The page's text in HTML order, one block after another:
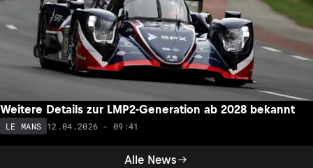
Alle News
Weitere Details zur LMP2-Generation ab 2028 bekannt
LE MANS 12.04.2026 - 09:41